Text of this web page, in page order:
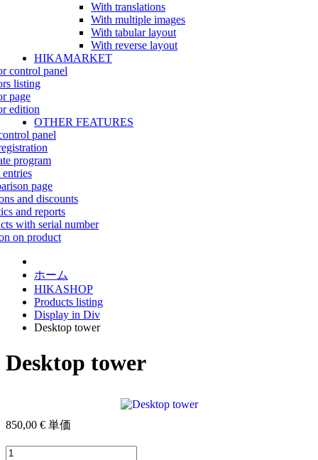
With translations
With multiple images
With tabular layout
With reverse layout
HIKAMARKET
control panel
listing
page
edition
OTHER FEATURES
panel
program
page
and discounts
and reports
with serial number
on product
ホーム
HIKASHOP
Products listing
Display in Div
Desktop tower
Desktop tower
850,00 € 単価